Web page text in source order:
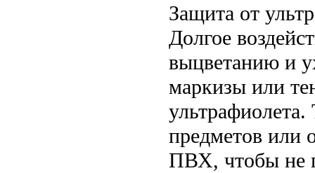
Защита от
Долгое
выцветанию и
маркизы или
предметов или
ПВХ, чтобы не